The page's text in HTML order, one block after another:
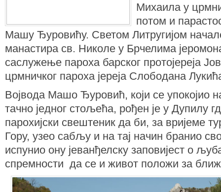
Михаила у
потом и
Машу Ђуровићу. Светом Литругијом
манастира св. Николе у Брчелима
саслужење пароха барског протојереја
црмничког пароха јереја Слободана
Војвода Машо Ђуровић, који се упокојио
тачно једног стољећа, рођен је у Дупилу
парохијски свештеник да би, за вријеме
Гору, узео сабљу и на тај начин бранио
испунио ону јеванђелску заповијест о
спремности да се и живот положи за